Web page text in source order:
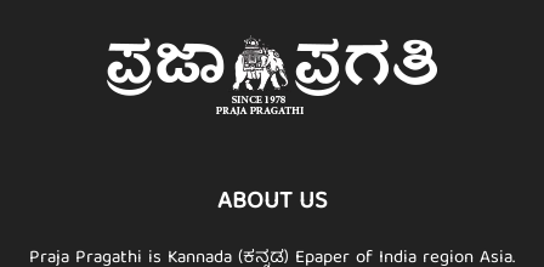
ABOUT US
Praja Pragathi is Kannada (ಕನ್ನಡ) Epaper of India region Asia.